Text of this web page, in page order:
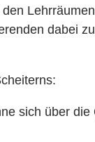
dabei
sich über die